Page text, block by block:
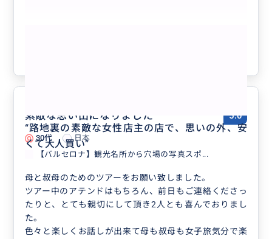
“路地裏の素敵な女性店主の店で、思いの外、安
くて大人買い”
素敵な思い出になりました 5.0
30代
日本
【バルセロナ】観光名所から穴場の写真スポ...
母と叔母のためのツアーをお願い致しました。
ツアー中のアテンドはもちろん、前日もご連絡くださっ
たりと、とても親切にして頂き2人とも喜んでおりまし
た。
色々と楽しくお話しが出来て母も叔母も女子旅気分で楽